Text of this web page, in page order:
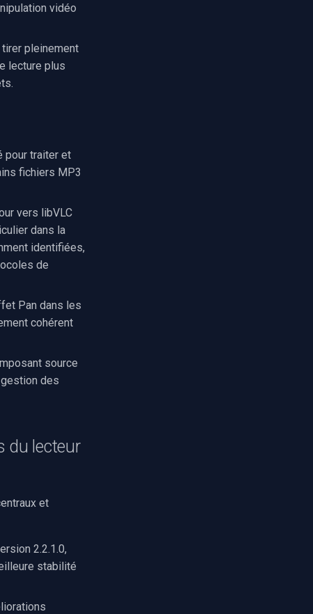
vidéo
pleinement
lecture plus
pour traiter et
fichiers MP3
vers libVLC
dans la
identifiées,
de
Pan dans les
cohérent
source
des
du lecteur
et
2.2.1.0,
stabilité